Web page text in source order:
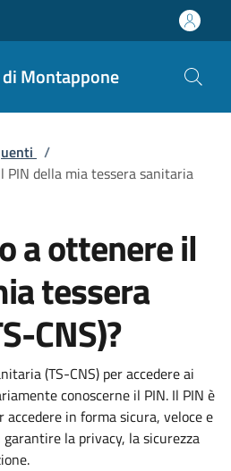
Montappone
/
PIN della mia tessera sanitaria
a ottenere il
tessera
CNS)?
(TS-CNS) per accedere ai
conoscerne il PIN. Il PIN è
in forma sicura, veloce e
la privacy, la sicurezza